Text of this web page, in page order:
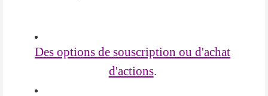
Des options de souscription ou d'achat
d'actions.